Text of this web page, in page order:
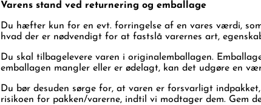
Varens stand ved returnering og emballage
Du hæfter kun for en evt. forringelse af en vares værdi,
hvad der er nødvendigt for at fastslå varernes art,
Du skal tilbagelevere varen i originalemballagen.
emballagen mangler eller er ødelagt, kan det udgøre en
Du bør desuden sørge for, at varen er forsvarligt
risikoen for pakken/varerne, indtil vi modtager dem. Gem